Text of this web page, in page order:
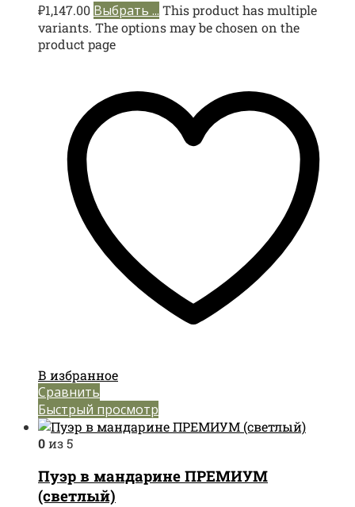
₽1,147.00 Выбрать ... This product has multiple
variants. The options may be chosen on the
product page
В избранное
Сравнить
Быстрый просмотр
0из 5
Пуэр в мандарине ПРЕМИУМ
(светлый)